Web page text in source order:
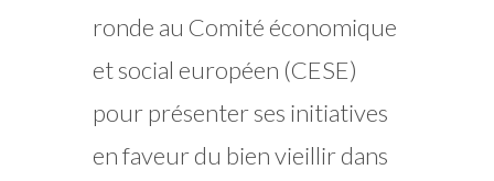
ronde au Comité économique
et social européen (CESE)
pour présenter ses initiatives
en faveur du bien vieillir dans